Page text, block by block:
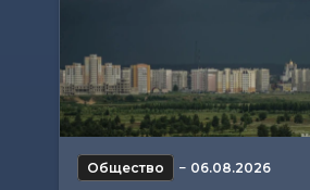
Общество − 06.08.2026